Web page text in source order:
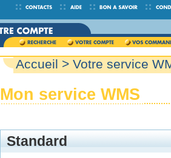
Accueil > Votre service
Mon service WMS
Standard